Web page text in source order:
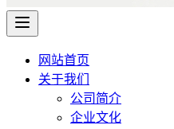
网站首页
关于我们
公司简介
企业文化